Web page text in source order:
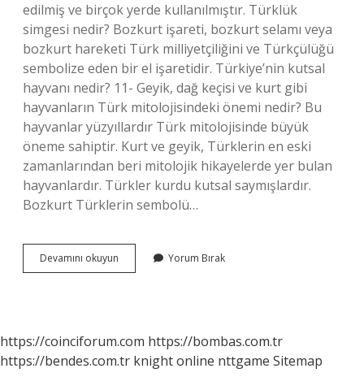
edilmiş ve birçok yerde kullanılmıştır. Türklük
simgesi nedir? Bozkurt işareti, bozkurt selamı veya
bozkurt hareketi Türk milliyetçiliğini ve Türkçülüğü
sembolize eden bir el işaretidir. Türkiye’nin kutsal
hayvanı nedir? 11- Geyik, dağ keçisi ve kurt gibi
hayvanların Türk mitolojisindeki önemi nedir? Bu
hayvanlar yüzyıllardır Türk mitolojisinde büyük
öneme sahiptir. Kurt ve geyik, Türklerin en eski
zamanlarından beri mitolojik hikayelerde yer bulan
hayvanlardır. Türkler kurdu kutsal saymışlardır.
Bozkurt Türklerin sembolü…
Devamını okuyun Türklüğün
Sembolü
Yorum Bırak
https://coinciforum.com https://bombas.com.tr
https://bendes.com.tr knight online nttgame Sitemap